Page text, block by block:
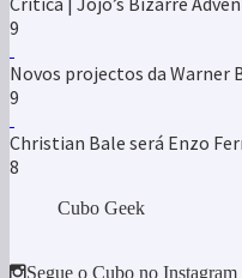
9
Novos projectos da
9
Christian Bale será Enzo
8
Cubo Geek
Segue o Cubo no Instagram